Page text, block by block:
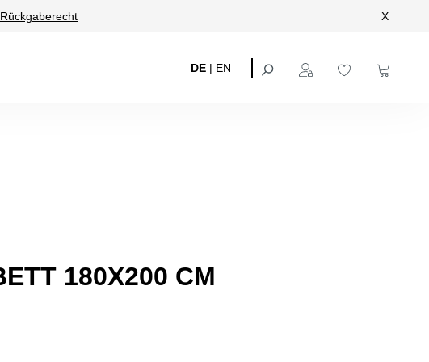
X
DE | EN
180X200 CM